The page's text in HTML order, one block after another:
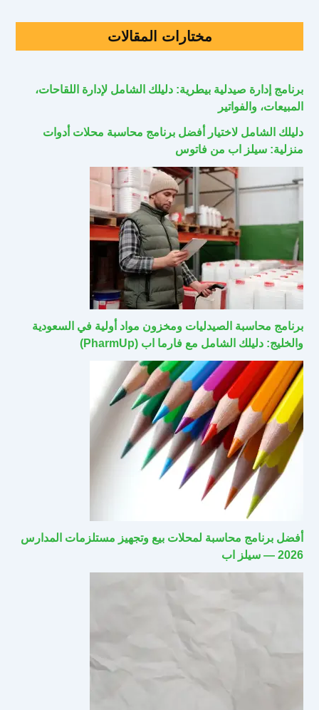
مختارات المقالات
برنامج إدارة صيدلية بيطرية: دليلك الشامل لإدارة اللقاحات،
المبيعات، والفواتير
دليلك الشامل لاختيار أفضل برنامج محاسبة محلات أدوات
منزلية: سيلز اب من فاتوس
برنامج محاسبة الصيدليات ومخزون مواد أولية في السعودية
والخليج: دليلك الشامل مع فارما اب (PharmUp)
أفضل برنامج محاسبة لمحلات بيع وتجهيز مستلزمات المدارس
2026 — سيلز اب